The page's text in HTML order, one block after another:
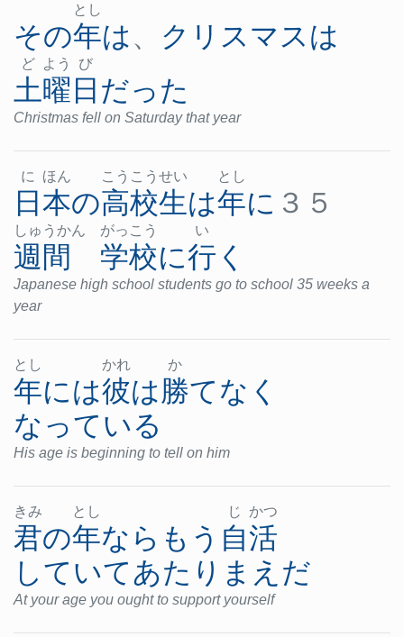
その
とし
年は、 クリスマスは
ど よう び
土曜日 だった
Christmas fell on Saturday that year
に ほん
日本の
こう こう せい
高校生は
とし
年に ３５
しゅ うかん
週間
がっ こう
学校に
い
行く
Japanese high school students go to school 35 weeks a
year
とし
年には
かれ
彼は
か
勝てなく
なっている
His age is beginning to tell on him
きみ
君の
とし
年なら もう
じ かつ
自活
していてあたりまえ だ
At your age you ought to support yourself